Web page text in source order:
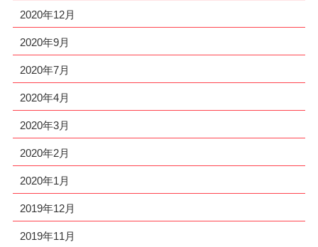
2020年12月
2020年9月
2020年7月
2020年4月
2020年3月
2020年2月
2020年1月
2019年12月
2019年11月